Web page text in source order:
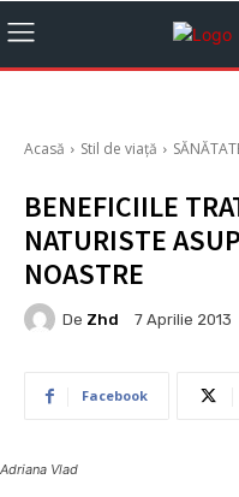
Acasă Stil de viață
BENEFICIILE
NATURISTE
NOASTRE
De Zhd 7 Aprilie 2013
Facebook
Adriana Vlad